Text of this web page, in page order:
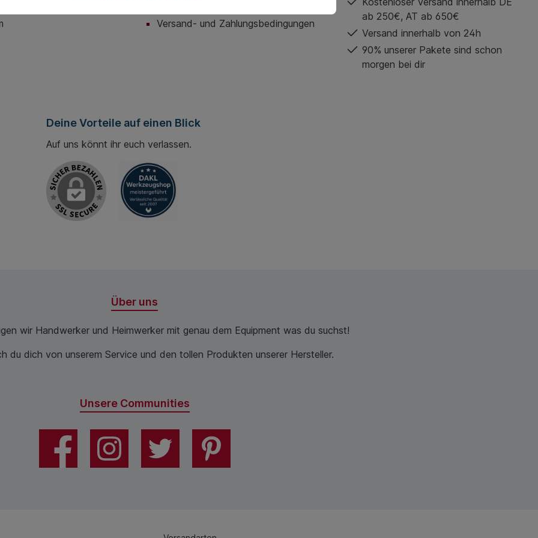
Versand- und Zahlungsbedingungen
ab 250€, AT ab 650€
Versand innerhalb von 24h
90% unserer Pakete sind schon
morgen bei dir
Deine Vorteile auf einen Blick
Auf uns könnt ihr euch verlassen.
Über uns
wir Handwerker und Heimwerker mit genau dem Equipment was du suchst!
du dich von unserem Service und den tollen Produkten unserer Hersteller.
Unsere Communities